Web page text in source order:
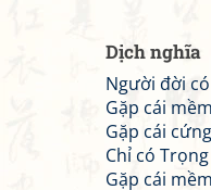
Dịch nghĩa
Người đời
Gặp cái
Gặp cái
Chỉ có
Gặp cái